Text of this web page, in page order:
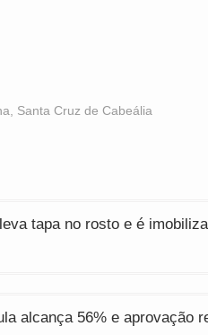
Santa Cruz de Cabeália
tapa no rosto e é
alcança 56% e aprovação